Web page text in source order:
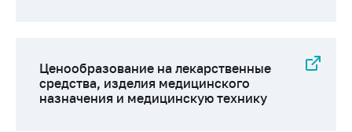
Ценообразование на лекарственные
средства, изделия медицинского
назначения и медицинскую технику